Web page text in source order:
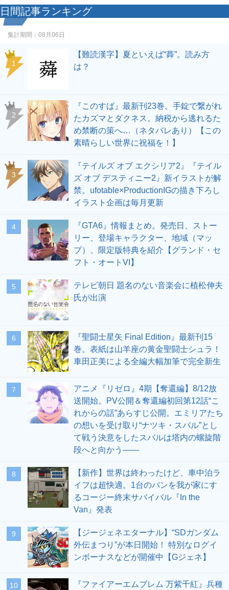
日間記事ランキング
集計期間： 08月06日
1
【難読漢字】夏といえば“蕣”。読み方
は？
2
『このすば』最新刊23巻。手錠で繋がれ
たカズマとダクネス。納税から逃れるた
め禁断の策へ…（ネタバレあり）【この
素晴らしい世界に祝福を！】
3
『テイルズ オブ エクシリア2』『テイル
ズ オブ デスティニー2』新イラストが解
禁。ufotable×ProductionIGの描き下ろし
イラスト企画は毎月更新
4
『GTA6』情報まとめ。発売日、ストー
リー、登場キャラクター、地域（マッ
プ）、限定版特典を紹介【グランド・セ
フト・オートVI】
5
テレビ朝日 題名のない音楽会に植松伸夫
氏が出演
6
『聖闘士星矢 Final Edition』最新刊15
巻。表紙は山羊座の黄金聖闘士シュラ！
車田正美による全編大幅加筆で完全新生
7
アニメ『リゼロ』4期【奪還編】8/12放
送開始。PV公開＆奪還編初回第12話“こ
れからの話”あらすじ公開。エミリアたち
の想いを受け取り“ナツキ・スバル”とし
て戦う決意をしたスバルは塔内の螺旋階
段へと向かう――
8
【新作】世界は終わったけど、車中泊ラ
イフは超快適。1台のバンを我が家にす
るコージー終末サバイバル『In the
Van』発表
9
【ジージェネエターナル】“SDガンダム
外伝まつり”が本日開始！ 特別なログイ
ンボーナスなどが開催中【Gジェネ】
10
『ファイアーエムブレム 万紫千紅』兵種